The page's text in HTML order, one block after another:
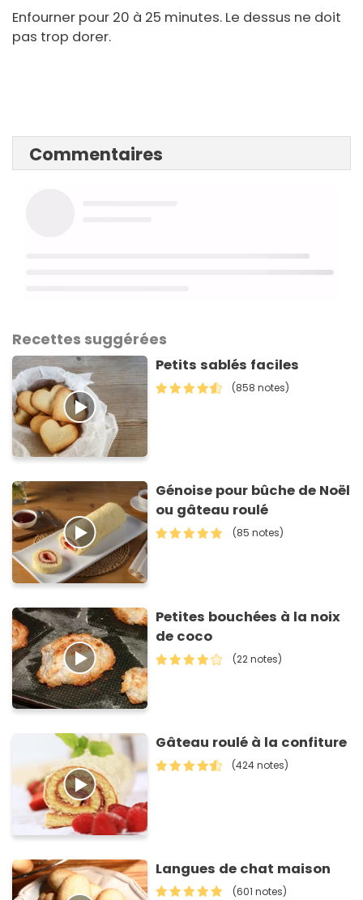
Enfourner pour 20 à 25 minutes. Le dessus ne doit
pas trop dorer.
Commentaires
Recettes suggérées
Petits sablés faciles
(858 notes)
Génoise pour bûche de Noël
ou gâteau roulé
(85 notes)
Petites bouchées à la noix
de coco
(22 notes)
Gâteau roulé à la confiture
(424 notes)
Langues de chat maison
(601 notes)